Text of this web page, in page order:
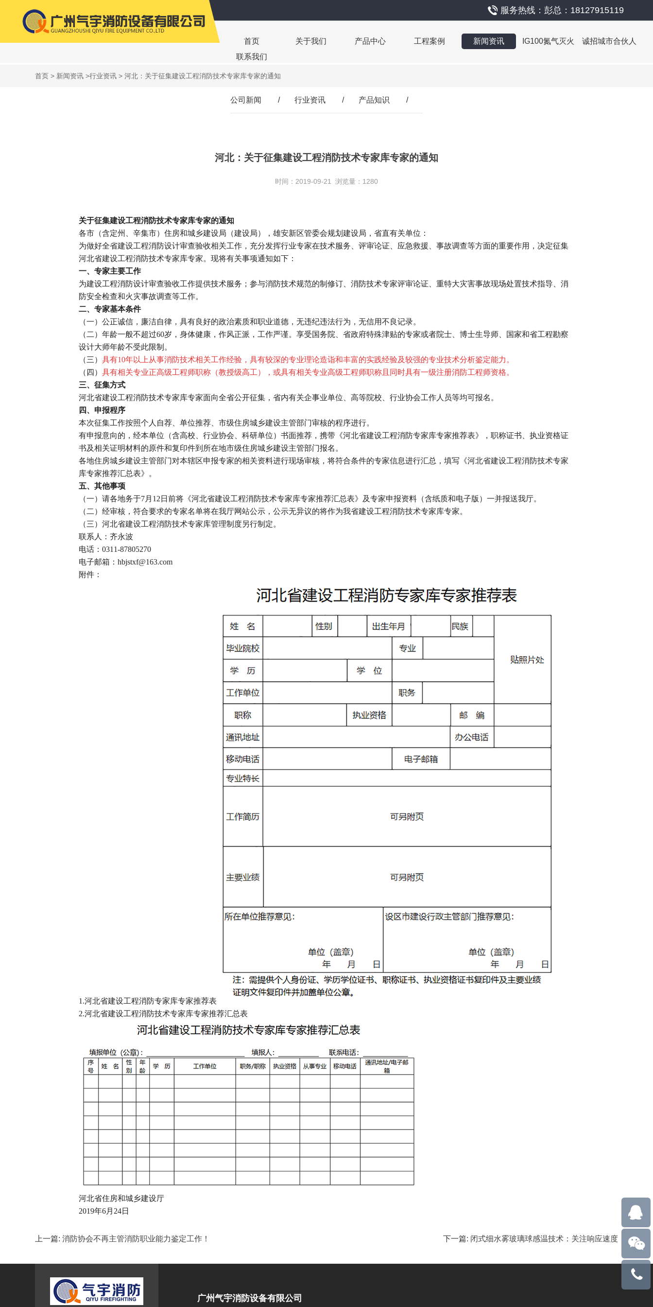
服务热线：彭总：18127915119
首页 关于我们 产品中心 工程案例 新闻资讯 IG100氮气灭火
诚招城市合伙人
联系我们
首页 > 新闻资讯 >行业资讯 > 河北：关于征集建设工程消防技术专家库专家的通知
公司新闻 / 行业资讯 / 产品知识 /
河北：关于征集建设工程消防技术专家库专家的通知
时间：2019-09-21 浏览量：1280
关于征集建设工程消防技术专家库专家的通知
各市（含定州、辛集市）住房和城乡建设局（建设局），雄安新区管委会规划建设局，省直有关单位：
为做好全省建设工程消防设计审查验收相关工作，充分发挥行业专家在技术服务、评审论证、应急救援、事故调查等方面的重要作用，决定征集
河北省建设工程消防技术专家库专家。现将有关事项通知如下：
一、专家主要工作
为建设工程消防设计审查验收工作提供技术服务；参与消防技术规范的制修订、消防技术专家评审论证、重特大灾害事故现场处置技术指导、消
防安全检查和火灾事故调查等工作。
二、专家基本条件
（一）公正诚信，廉洁自律，具有良好的政治素质和职业道德，无违纪违法行为，无信用不良记录。
（二）年龄一般不超过60岁，身体健康，作风正派，工作严谨。享受国务院、省政府特殊津贴的专家或者院士、博士生导师、国家和省工程勘察
设计大师年龄不受此限制。
（三） 具有10年以上从事消防技术相关工作经验，具有较深的专业理论造诣和丰富的实践经验及较强的专业技术分析鉴定能力。
（四） 具有相关专业正高级工程师职称（教授级高工），或具有相关专业高级工程师职称且同时具有一级注册消防工程师资格。
三、征集方式
河北省建设工程消防技术专家库专家面向全省公开征集，省内有关企事业单位、高等院校、行业协会工作人员等均可报名。
四、申报程序
本次征集工作按照个人自荐、单位推荐、市级住房城乡建设主管部门审核的程序进行。
有申报意向的，经本单位（含高校、行业协会、科研单位）书面推荐，携带《河北省建设工程消防专家库专家推荐表》，职称证书、执业资格证
书及相关证明材料的原件和复印件到所在地市级住房城乡建设主管部门报名。
各地住房城乡建设主管部门对本辖区申报专家的相关资料进行现场审核，将符合条件的专家信息进行汇总，填写《河北省建设工程消防技术专家
库专家推荐汇总表》。
五、其他事项
（一）请各地务于7月12日前将《河北省建设工程消防技术专家库专家推荐汇总表》及专家申报资料（含纸质和电子版）一并报送我厅。
（二）经审核，符合要求的专家名单将在我厅网站公示，公示无异议的将作为我省建设工程消防技术专家库专家。
（三）河北省建设工程消防技术专家库管理制度另行制定。
联系人：齐永波
电话：0311-87805270
电子邮箱：hbjstxf@163.com
附件：
1.河北省建设工程消防专家库专家推荐表
2.河北省建设工程消防技术专家库专家推荐汇总表
河北省住房和城乡建设厅
2019年6月24日
上一篇: 消防协会不再主管消防职业能力鉴定工作！ 下一篇: 闭式细水雾玻璃球感温技术：关注响应速度
广州气宇消防设备有限公司